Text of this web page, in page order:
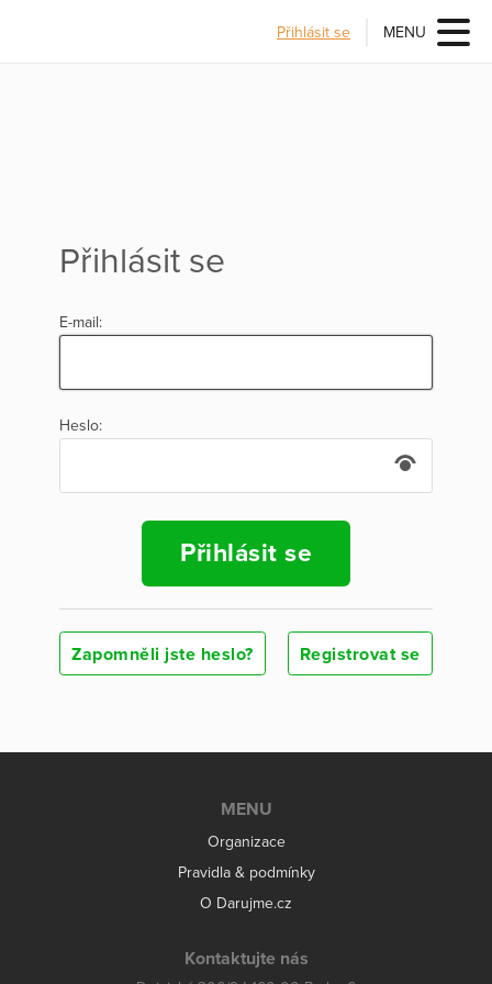
Přihlásit se MENU
Přihlásit se
E-mail:
Heslo:
Přihlásit se
Zapomněli jste heslo? Registrovat se
MENU
Organizace
Pravidla & podmínky
O Darujme.cz
Kontaktujte nás